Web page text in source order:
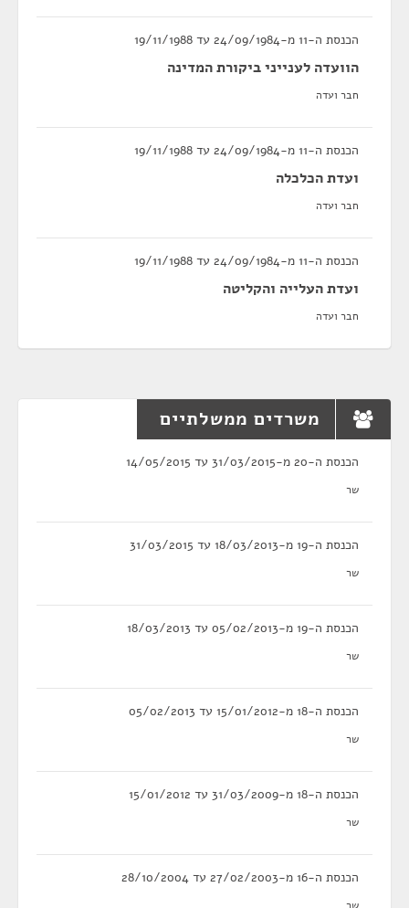
הכנסת ה-11 מ-24/09/1984 עד 19/11/1988
הוועדה לענייני ביקורת המדינה
חבר ועדה
הכנסת ה-11 מ-24/09/1984 עד 19/11/1988
ועדת הכלכלה
חבר ועדה
הכנסת ה-11 מ-24/09/1984 עד 19/11/1988
ועדת העלייה והקליטה
חבר ועדה
משרדים ממשלתיים
הכנסת ה-20 מ-31/03/2015 עד 14/05/2015
שר
הכנסת ה-19 מ-18/03/2013 עד 31/03/2015
שר
הכנסת ה-19 מ-05/02/2013 עד 18/03/2013
שר
הכנסת ה-18 מ-15/01/2012 עד 05/02/2013
שר
הכנסת ה-18 מ-31/03/2009 עד 15/01/2012
שר
הכנסת ה-16 מ-27/02/2003 עד 28/10/2004